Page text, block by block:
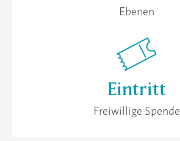
Ebenen
Eintritt
Freiwillige Spende